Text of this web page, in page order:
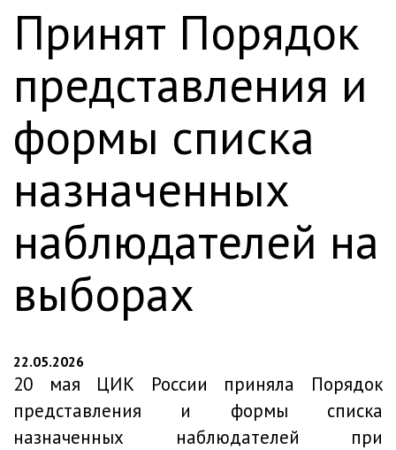
Принят Порядок
представления и
формы списка
назначенных
наблюдателей на
выборах
22.05.2026
20 мая ЦИК России приняла Порядок
представления и формы списка
назначенных наблюдателей при